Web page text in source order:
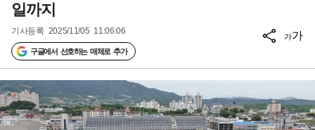
일까지
기사등록 2025/11/05 11:06:06
구글에서 선호하는 매체로 추가
가가